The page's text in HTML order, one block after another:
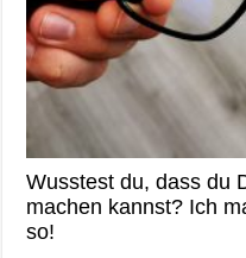
Wusstest du, dass du
machen kannst? Ich
so!